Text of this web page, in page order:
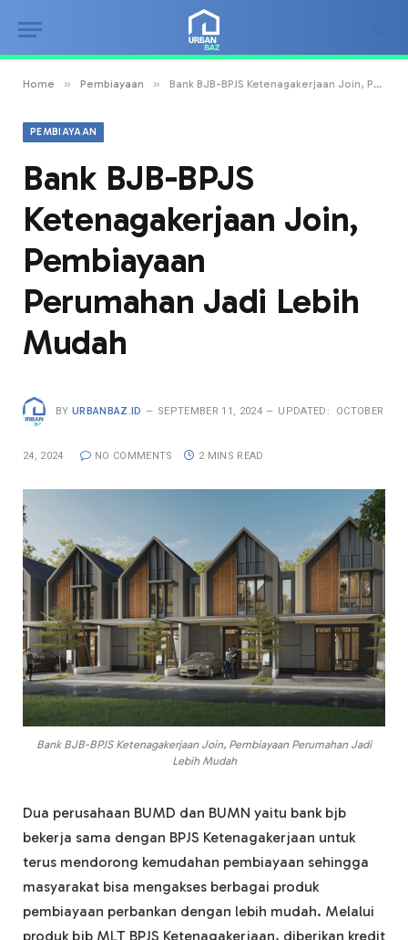
Home » Pembiayaan » Bank BJB-BPJS Ketenagakerjaan Join, Pembiayaan Perumahan Jadi Lebih Mudah
PEMBIAYAAN
Bank BJB-BPJS
Ketenagakerjaan Join,
Pembiayaan
Perumahan Jadi Lebih
Mudah
BY URBANBAZ.ID SEPTEMBER 11, 2024 UPDATED: OCTOBER
24, 2024 NO COMMENTS 2 MINS READ
Bank BJB-BPJS Ketenagakerjaan Join, Pembiayaan Perumahan Jadi
Lebih Mudah
Dua perusahaan BUMD dan BUMN yaitu bank bjb
bekerja sama dengan BPJS Ketenagakerjaan untuk
terus mendorong kemudahan pembiayaan sehingga
masyarakat bisa mengakses berbagai produk
pembiayaan perbankan dengan lebih mudah. Melalui
produk bjb MLT BPJS Ketenagakerjaan, diberikan kredit